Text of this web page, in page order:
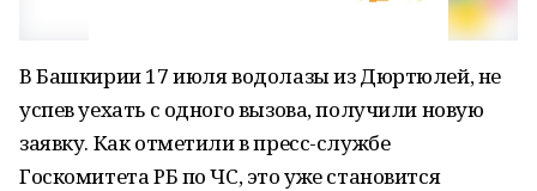
В Башкирии 17 июля водолазы из Дюртюлей, не
успев уехать с одного вызова, получили новую
заявку. Как отметили в пресс-службе
Госкомитета РБ по ЧС, это уже становится